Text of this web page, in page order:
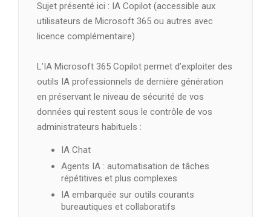
Sujet présenté ici : IA Copilot (accessible aux
utilisateurs de Microsoft 365 ou autres avec
licence complémentaire)
L’IA Microsoft 365 Copilot permet d’exploiter des
outils IA professionnels de dernière génération
en préservant le niveau de sécurité de vos
données qui restent sous le contrôle de vos
administrateurs habituels :
IA Chat
Agents IA : automatisation de tâches
répétitives et plus complexes
IA embarquée sur outils courants
bureautiques et collaboratifs